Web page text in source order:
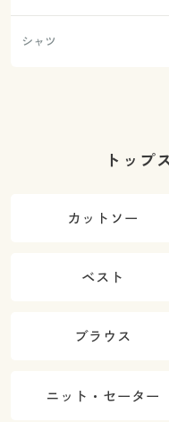
シャツ
トップ
カットソー
ベスト
ブラウス
ニット・セーター